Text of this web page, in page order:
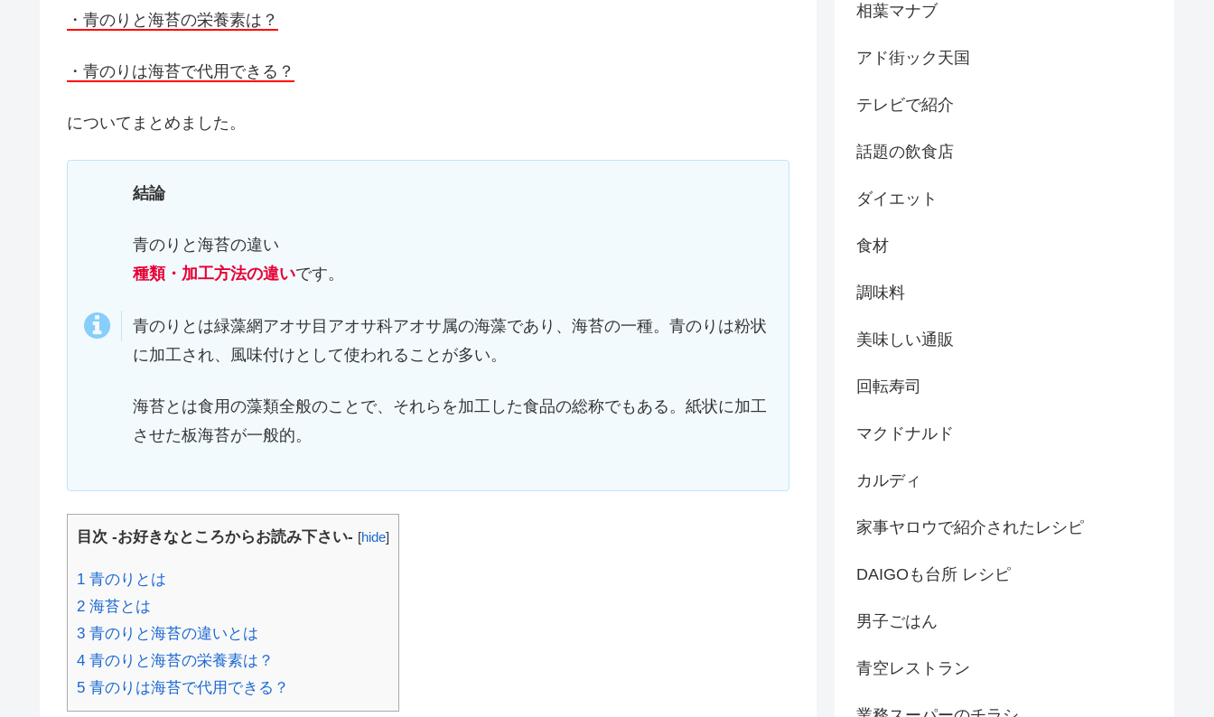
・青のりと海苔の栄養素は？
・青のりは海苔で代用できる？
についてまとめました。
結論
青のりと海苔の違い
種類・加工方法の違いです。
青のりとは緑藻網アオサ目アオサ科アオサ属の海藻であり、海苔の一種。青のりは粉状
に加工され、風味付けとして使われることが多い。
海苔とは食用の藻類全般のことで、それらを加工した食品の総称でもある。紙状に加工
させた板海苔が一般的。
目次 -お好きなところからお読み下さい- [hide]
1 青のりとは
2 海苔とは
3 青のりと海苔の違いとは
4 青のりと海苔の栄養素は？
5 青のりは海苔で代用できる？
相葉マナブ
アド街ック天国
テレビで紹介
話題の飲食店
ダイエット
食材
調味料
美味しい通販
回転寿司
マクドナルド
カルディ
家事ヤロウで紹介されたレシピ
DAIGOも台所 レシピ
男子ごはん
青空レストラン